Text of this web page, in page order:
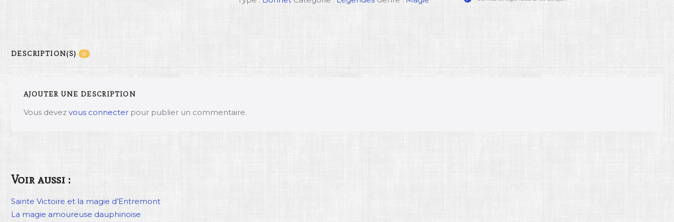
DESCRIPTION(S) 0
AJOUTER UNE DESCRIPTION
Vous devez vous connecter pour publier un commentaire.
Voir aussi :
Sainte Victoire et la magie d’Entremont
La magie amoureuse dauphinoise